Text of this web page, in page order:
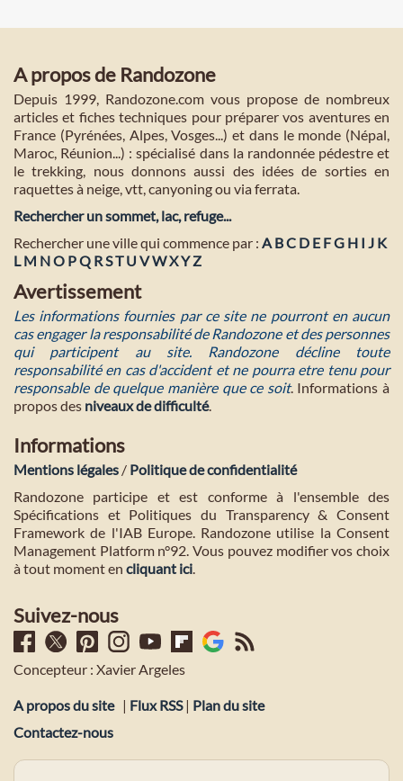
A propos de Randozone
Depuis 1999, Randozone.com vous propose de nombreux
articles et fiches techniques pour préparer vos aventures en
France (Pyrénées, Alpes, Vosges...) et dans le monde (Népal,
Maroc, Réunion...) : spécialisé dans la randonnée pédestre et
le trekking, nous donnons aussi des idées de sorties en
raquettes à neige, vtt, canyoning ou via ferrata.
Rechercher un sommet, lac, refuge...
Rechercher une ville qui commence par : A BC D E FG H I J K
L M NO PQ RST U VWXYZ
Avertissement
Les informations fournies par ce site ne pourront en aucun
cas engager la responsabilité de Randozone et des personnes
qui participent au site. Randozone décline toute
responsabilité en cas d'accident et ne pourra etre tenu pour
responsable de quelque manière que ce soit. Informations à
propos des niveaux de difficulté.
Informations
Mentions légales / Politique de confidentialité
Randozone participe et est conforme à l'ensemble des
Spécifications et Politiques du Transparency & Consent
Framework de l'IAB Europe. Randozone utilise la Consent
Management Platform n°92. Vous pouvez modifier vos choix
à tout moment en cliquant ici.
Suivez-nous
Concepteur : Xavier Argeles
A propos du site | Flux RSS| Plan du site
Contactez-nous